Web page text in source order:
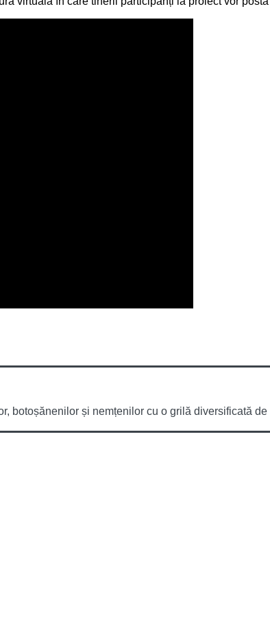
botoșănenilor și nemțenilor cu o grilă diversificată